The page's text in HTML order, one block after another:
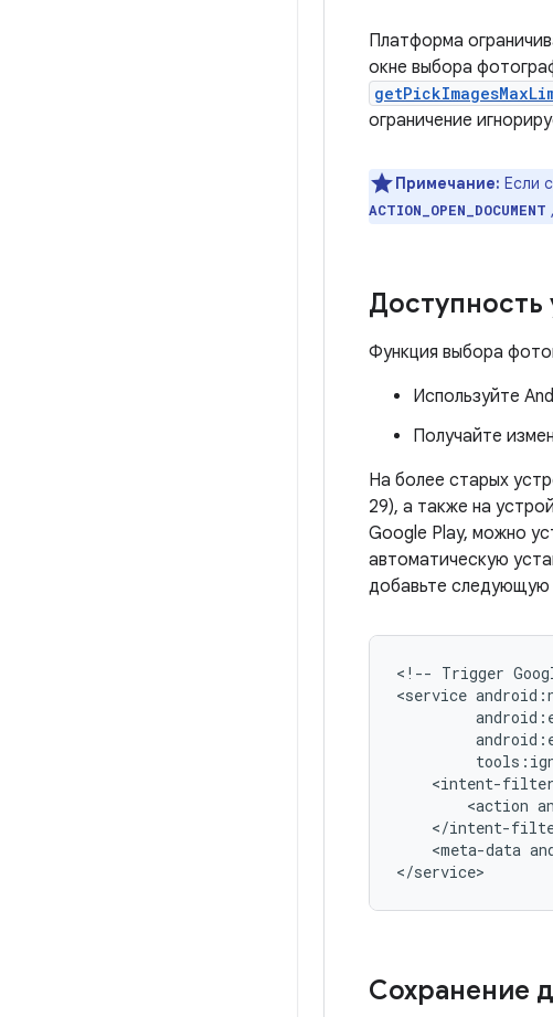
Платформа
окне выбора
ограничение
Примечание: Если
ACTION_OPEN_DOCUMENT
Доступность
Функция выбора
Используйте
Получайте
На более старых
29), а также на
Google Play, можно
автоматическую
добавьте следующую
<!-- Trigger
<service
<action
<meta-data
Сохранение